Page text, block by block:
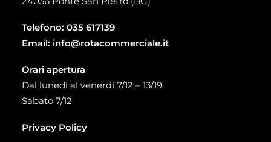
Telefono: 035 617139
Email: info@rotacommerciale.it
Orari apertura
Dal lunedì al venerdì 7/12 – 13/19
Sabato 7/12
Privacy Policy